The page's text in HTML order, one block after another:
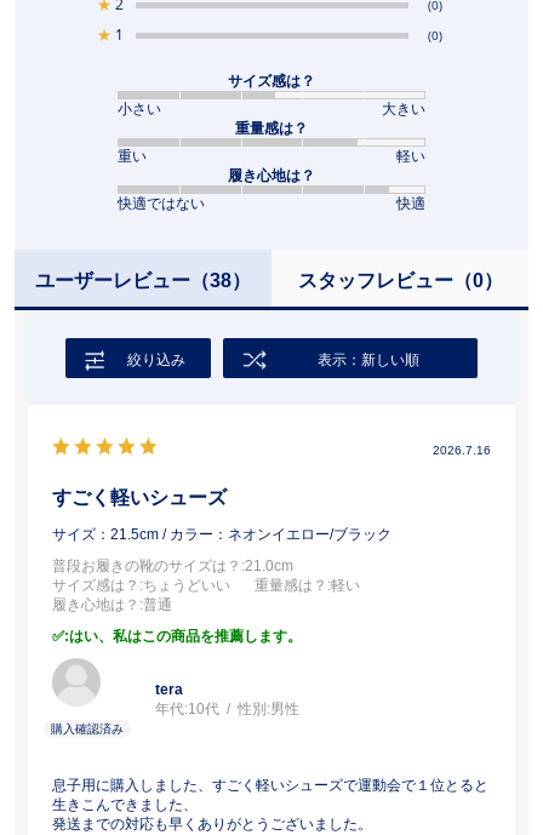
★ 2 (0)
★ 1 (0)
サイズ感は？
小さい
大きい
重量感は？
重い
軽い
履き心地は？
快適ではない
快適
ユーザーレビュー（38） スタッフレビュー（0）
絞り込み 表示：新しい順
2026.7.16
すごく軽いシューズ
サイズ：21.5cm / カラー：ネオンイエロー/ブラック
普段お履きの靴のサイズは？ :21.0cm
サイズ感は？ :ちょうどいい 重量感は？ :軽い
履き心地は？ :普通
:はい、私はこの商品を推薦します。
tera
年代:10代 性別:男性
息子用に購入しました、すごく軽いシューズで運動会で１位とると
生きこんできました、
発送までの対応も早くありがとうございました。